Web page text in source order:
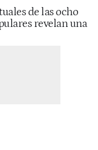
de las ocho
revelan una